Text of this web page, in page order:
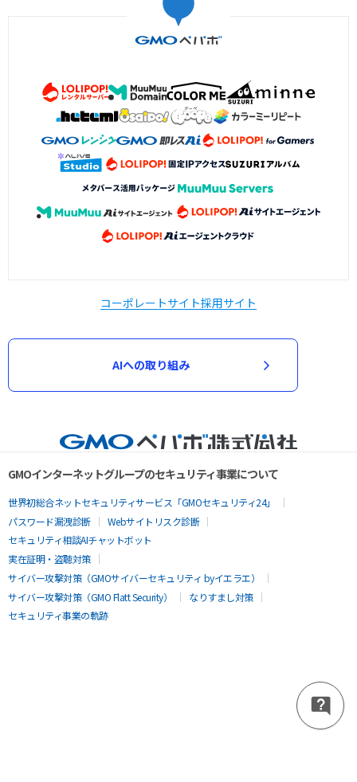
コーポレートサイト採用サイト
AIへの取り組み
GMOインターネットグループのセキュリティ事業について
世界初総合ネットセキュリティサービス「GMOセキュリティ24」
パスワード漏洩診断
Webサイトリスク診断
セキュリティ相談AIチャットボット
実在証明・盗聴対策
サイバー攻撃対策（GMOサイバーセキュリティ byイエラエ）
サイバー攻撃対策（GMO Flatt Security）
なりすまし対策
セキュリティ事業の軌跡